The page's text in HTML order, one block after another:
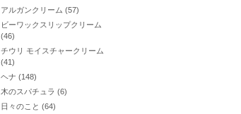
アルガンクリーム (57)
ビーワックスリップクリーム
(46)
チウリ モイスチャークリーム
(41)
ヘナ (148)
木のスパチュラ (6)
日々のこと (64)